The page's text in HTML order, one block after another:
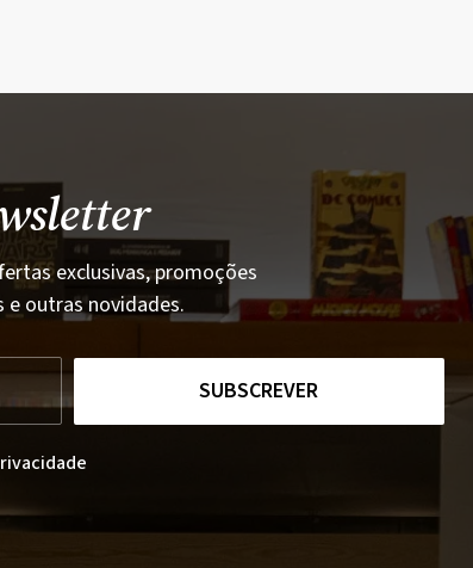
exclusivas, promoções
e outras novidades.
SUBSCREVER